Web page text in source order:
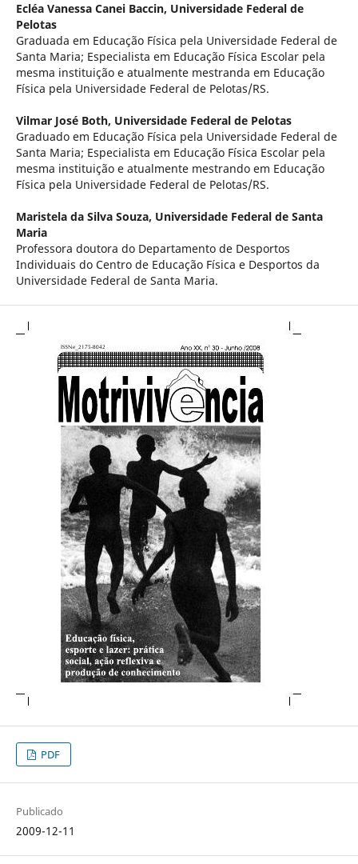
Ecléa Vanessa Canei Baccin, Universidade Federal de
Pelotas
Graduada em Educação Física pela Universidade Federal de
Santa Maria; Especialista em Educação Física Escolar pela
mesma instituição e atualmente mestranda em Educação
Física pela Universidade Federal de Pelotas/RS.
Vilmar José Both, Universidade Federal de Pelotas
Graduado em Educação Física pela Universidade Federal de
Santa Maria; Especialista em Educação Física Escolar pela
mesma instituição e atualmente mestrando em Educação
Física pela Universidade Federal de Pelotas/RS.
Maristela da Silva Souza, Universidade Federal de Santa
Maria
Professora doutora do Departamento de Desportos
Individuais do Centro de Educação Física e Desportos da
Universidade Federal de Santa Maria.
PDF
Publicado
2009-12-11